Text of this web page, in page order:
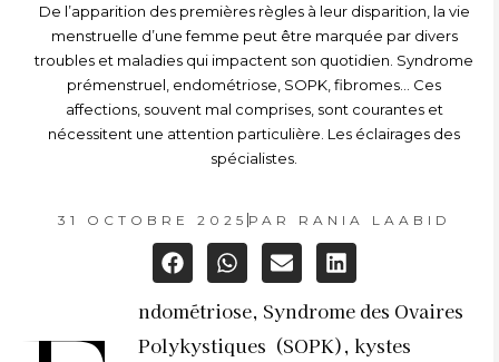
De l’apparition des premières règles à leur disparition, la vie
menstruelle d’une femme peut être marquée par divers
troubles et maladies qui impactent son quotidien. Syndrome
prémenstruel, endométriose, SOPK, fibromes… Ces
affections, souvent mal comprises, sont courantes et
nécessitent une attention particulière. Les éclairages des
spécialistes.
31 OCTOBRE 2025 PAR RANIA LAABID
ndométriose, Syndrome des Ovaires
Polykystiques (SOPK), kystes